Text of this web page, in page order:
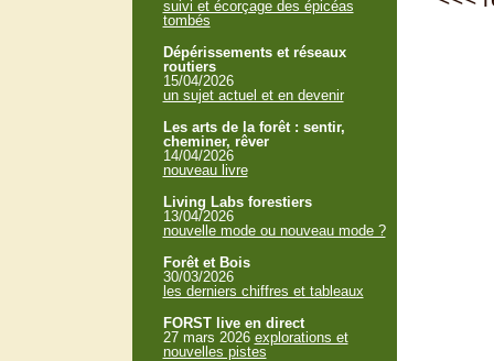
suivi et écorçage des épicéas
tombés
Dépérissements et réseaux
routiers
15/04/2026
un sujet actuel et en devenir
Les arts de la forêt : sentir,
cheminer, rêver
14/04/2026
nouveau livre
Living Labs forestiers
13/04/2026
nouvelle mode ou nouveau mode ?
Forêt et Bois
30/03/2026
les derniers chiffres et tableaux
FORST live en direct
27 mars 2026 explorations et
nouvelles pistes